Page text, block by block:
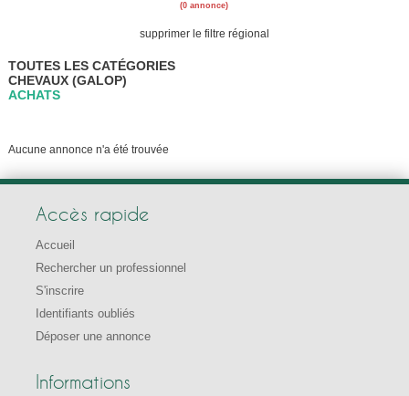
(0 annonce)
supprimer le filtre régional
TOUTES LES CATÉGORIES
CHEVAUX (GALOP)
ACHATS
Aucune annonce n'a été trouvée
Accès rapide
Accueil
Rechercher un professionnel
S'inscrire
Identifiants oubliés
Déposer une annonce
Informations